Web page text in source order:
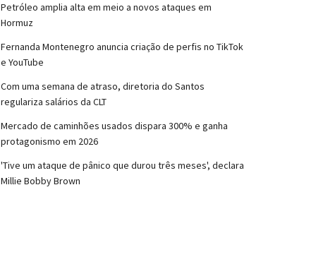
Petróleo amplia alta em meio a novos ataques em
Hormuz
Fernanda Montenegro anuncia criação de perfis no TikTok
e YouTube
Com uma semana de atraso, diretoria do Santos
regulariza salários da CLT
Mercado de caminhões usados dispara 300% e ganha
protagonismo em 2026
'Tive um ataque de pânico que durou três meses', declara
Millie Bobby Brown